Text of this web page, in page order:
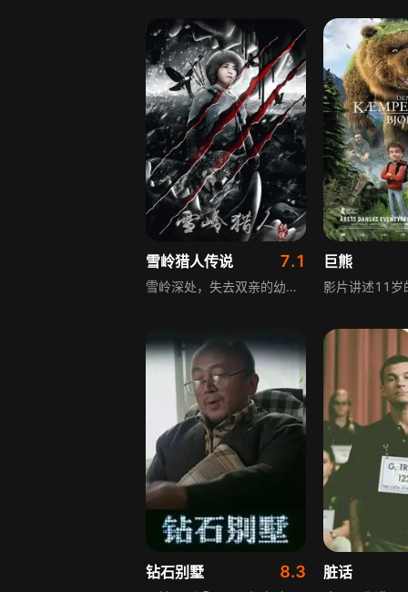
雪岭猎人传说 7.1
雪岭深处，失去双亲的幼小姐弟，遭遇野狼袭击，雪猿突现救二人，却将弟弟掳走！姐姐一路追寻，千难万险，七年后终成女猎人！她找到弟弟，猎杀雪猿，却发现一个又一个残忍的真相！
巨熊
钻石别墅 8.3 脏话